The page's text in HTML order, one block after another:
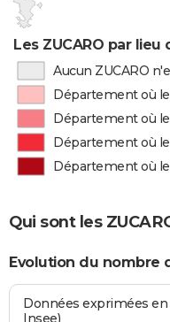
Les ZUCARO par lieu
Aucun ZUCARO
Département où
Département où
Département où
Département où
Qui sont les
Evolution du nombre
Données exprimées
Insee)